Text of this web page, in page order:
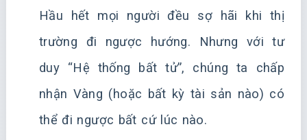
Hầu hết mọi người đều sợ hãi khi thị
trường đi ngược hướng. Nhưng với tư
duy “Hệ thống bất tử”, chúng ta chấp
nhận Vàng (hoặc bất kỳ tài sản nào) có
thể đi ngược bất cứ lúc nào.